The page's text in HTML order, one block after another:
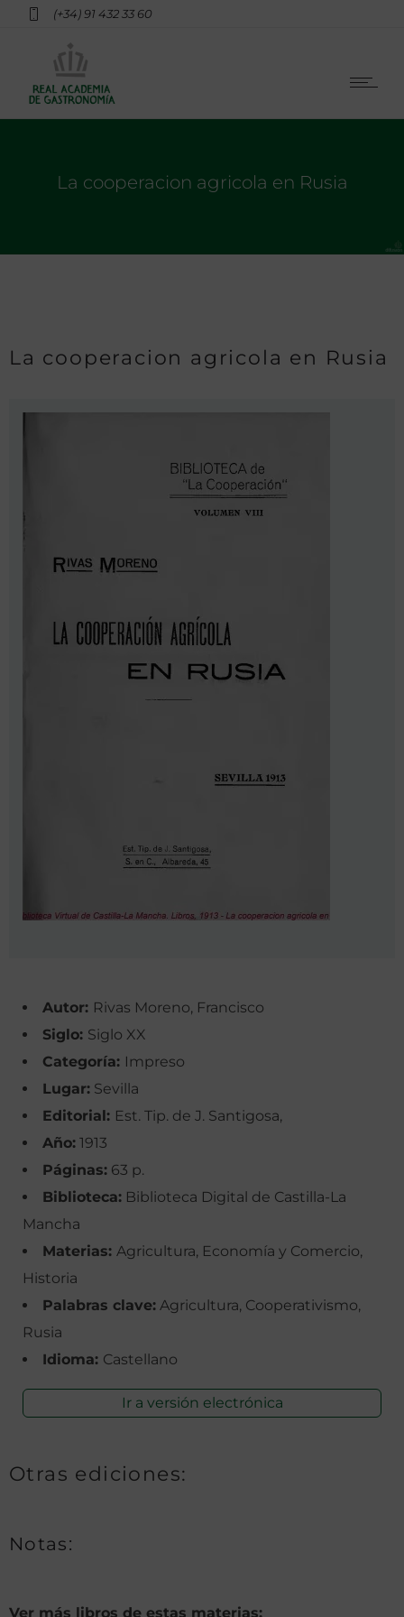
(+34) 91 432 33 60
La cooperacion agricola en Rusia
La cooperacion agricola en Rusia
Autor: Rivas Moreno, Francisco
Siglo: Siglo XX
Categoría: Impreso
Lugar: Sevilla
Editorial: Est. Tip. de J. Santigosa,
Año: 1913
Páginas: 63 p.
Biblioteca: Biblioteca Digital de Castilla-La
Mancha
Materias: Agricultura, Economía y Comercio,
Historia
Palabras clave: Agricultura, Cooperativismo,
Rusia
Idioma: Castellano
Ir a versión electrónica
Otras ediciones:
Notas:
Ver más libros de estas materias: